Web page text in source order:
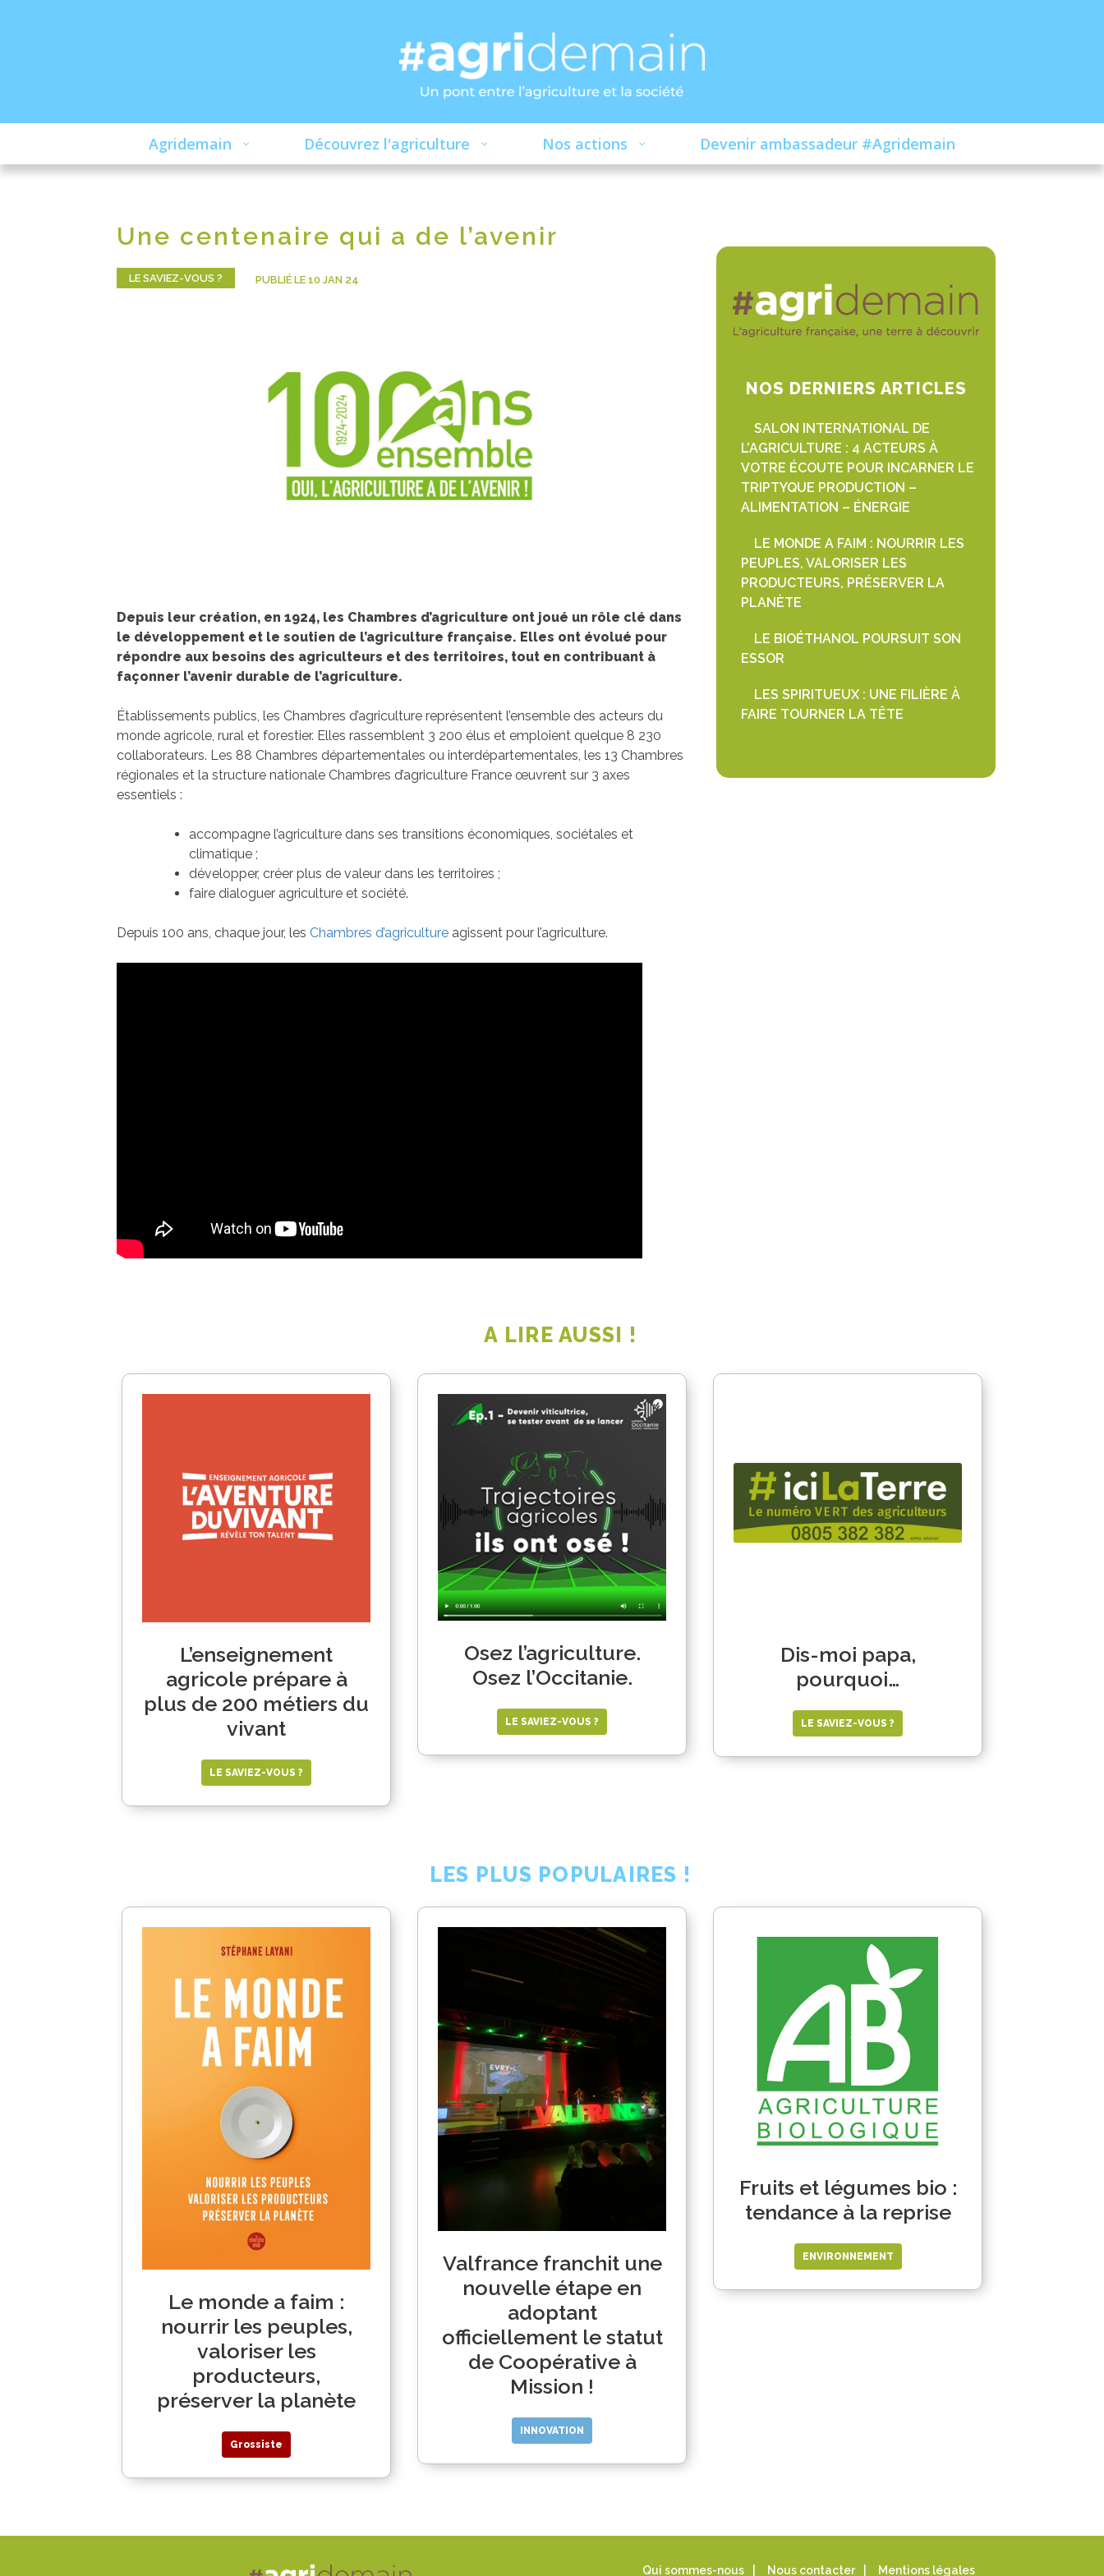
Agridemain Découvrez l'agriculture Nos actions Devenir ambassadeur #Agridemain
Une centenaire qui a de l’avenir
LE SAVIEZ-VOUS ? PUBLIÉ LE 10 JAN 24
Depuis leur création, en 1924, les Chambres d’agriculture ont joué un rôle clé dans
le développement et le soutien de l’agriculture française. Elles ont évolué pour
répondre aux besoins des agriculteurs et des territoires, tout en contribuant à
façonner l’avenir durable de l’agriculture.
Établissements publics, les Chambres d’agriculture représentent l’ensemble des acteurs du
monde agricole, rural et forestier. Elles rassemblent 3 200 élus et emploient quelque 8 230
collaborateurs. Les 88 Chambres départementales ou interdépartementales, les 13 Chambres
régionales et la structure nationale Chambres d’agriculture France œuvrent sur 3 axes
essentiels :
accompagne l’agriculture dans ses transitions économiques, sociétales et
climatique ;
développer, créer plus de valeur dans les territoires ;
faire dialoguer agriculture et société.
Depuis 100 ans, chaque jour, les Chambres d’agriculture agissent pour l’agriculture.
NOS DERNIERS ARTICLES
SALON INTERNATIONAL DE
L’AGRICULTURE : 4 ACTEURS À
VOTRE ÉCOUTE POUR INCARNER LE
TRIPTYQUE PRODUCTION –
ALIMENTATION – ÉNERGIE
LE MONDE A FAIM : NOURRIR LES
PEUPLES, VALORISER LES
PRODUCTEURS, PRÉSERVER LA
PLANÈTE
LE BIOÉTHANOL POURSUIT SON
ESSOR
LES SPIRITUEUX : UNE FILIÈRE À
FAIRE TOURNER LA TÊTE
A LIRE AUSSI !
L’enseignement
agricole prépare à
plus de 200 métiers du
vivant
LE SAVIEZ-VOUS ?
Osez l’agriculture.
Osez l’Occitanie.
LE SAVIEZ-VOUS ?
Dis-moi papa,
pourquoi…
LE SAVIEZ-VOUS ?
LES PLUS POPULAIRES !
Le monde a faim :
nourrir les peuples,
valoriser les
producteurs,
préserver la planète
Grossiste
Valfrance franchit une
nouvelle étape en
adoptant
officiellement le statut
de Coopérative à
Mission !
INNOVATION
Fruits et légumes bio :
tendance à la reprise
ENVIRONNEMENT
Qui sommes-nous Nous contacter Mentions légales